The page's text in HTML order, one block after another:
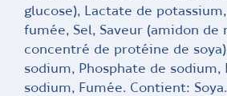
glucose), Lactate de
fumée, Sel, Saveur (amidon de
concentré de protéine de
sodium, Phosphate de sodium,
sodium, Fumée. Contient: